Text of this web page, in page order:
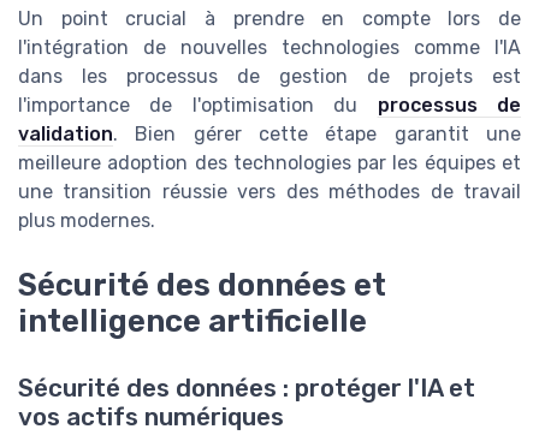
Un point crucial à prendre en compte lors de
l'intégration de nouvelles technologies comme l'IA
dans les processus de gestion de projets est
l'importance de l'optimisation du processus de
validation. Bien gérer cette étape garantit une
meilleure adoption des technologies par les équipes et
une transition réussie vers des méthodes de travail
plus modernes.
Sécurité des données et
intelligence artificielle
Sécurité des données : protéger l'IA et
vos actifs numériques